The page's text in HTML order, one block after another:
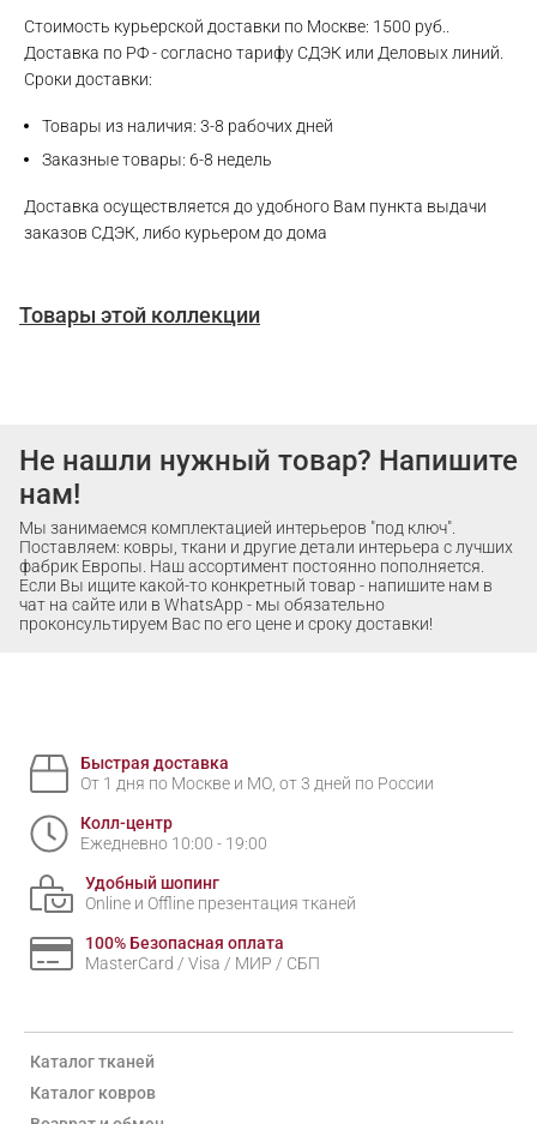
Стоимость курьерской доставки по Москве: 1500 руб..
Доставка по РФ - согласно тарифу СДЭК или Деловых линий.
Сроки доставки:
Товары из наличия: 3-8 рабочих дней
Заказные товары: 6-8 недель
Доставка осуществляется до удобного Вам пункта выдачи
заказов СДЭК, либо курьером до дома
Товары этой коллекции
Не нашли нужный товар? Напишите
нам!
Мы занимаемся комплектацией интерьеров "под ключ".
Поставляем: ковры, ткани и другие детали интерьера с лучших
фабрик Европы. Наш ассортимент постоянно пополняется.
Если Вы ищите какой-то конкретный товар - напишите нам в
чат на сайте или в WhatsApp - мы обязательно
проконсультируем Вас по его цене и сроку доставки!
Быстрая доставка
От 1 дня по Москве и МО, от 3 дней по России
Колл-центр
Ежедневно 10:00 - 19:00
Удобный шопинг
Online и Offline презентация тканей
100% Безопасная оплата
MasterCard / Visa / МИР / СБП
Каталог тканей
Каталог ковров